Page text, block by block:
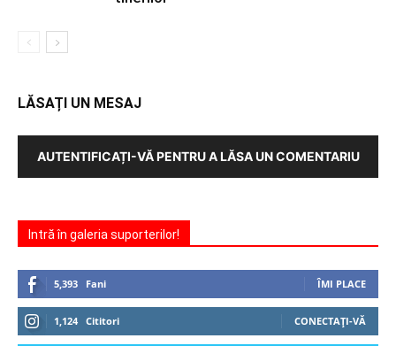
LĂSAȚI UN MESAJ
AUTENTIFICAȚI-VĂ PENTRU A LĂSA UN COMENTARIU
Intră în galeria suporterilor!
5,393 Fani ÎMI PLACE
1,124 Cititori CONECTAȚI-VĂ